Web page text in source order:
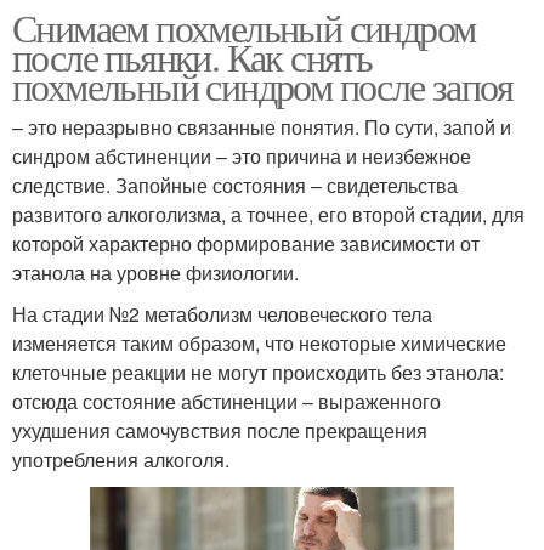
Снимаем похмельный синдром
после пьянки. Как снять
похмельный синдром после запоя
– это неразрывно связанные понятия. По сути, запой и
синдром абстиненции – это причина и неизбежное
следствие. Запойные состояния – свидетельства
развитого алкоголизма, а точнее, его второй стадии, для
которой характерно формирование зависимости от
этанола на уровне физиологии.
На стадии №2 метаболизм человеческого тела
изменяется таким образом, что некоторые химические
клеточные реакции не могут происходить без этанола:
отсюда состояние абстиненции – выраженного
ухудшения самочувствия после прекращения
употребления алкоголя.